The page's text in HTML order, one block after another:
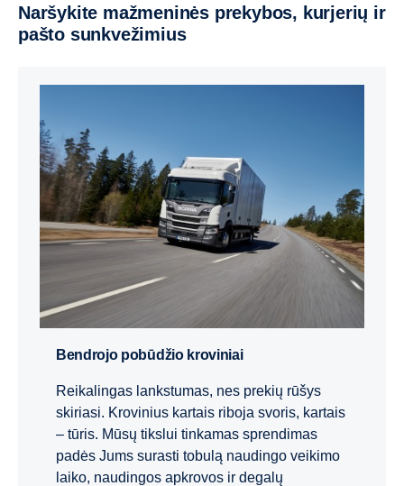
Naršykite mažmeninės prekybos, kurjerių ir
pašto sunkvežimius
Bendrojo pobūdžio kroviniai
Reikalingas lankstumas, nes prekių rūšys
skiriasi. Krovinius kartais riboja svoris, kartais
– tūris. Mūsų tikslui tinkamas sprendimas
padės Jums surasti tobulą naudingo veikimo
laiko, naudingos apkrovos ir degalų